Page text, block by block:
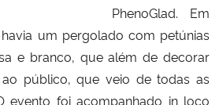
PhenoGlad. Em
um pergolado com petúnias
e branco, que além de decorar
público, que veio de todas as
evento foi acompanhado in loco